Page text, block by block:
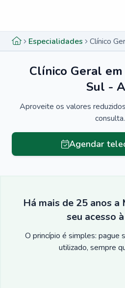
Especialidades
Clínico Geral
Sul -
Aproveite os valores
consulta.
Agendar
Há mais de 25 anos
seu acesso
O princípio é simples: pague
utilizado, sempre